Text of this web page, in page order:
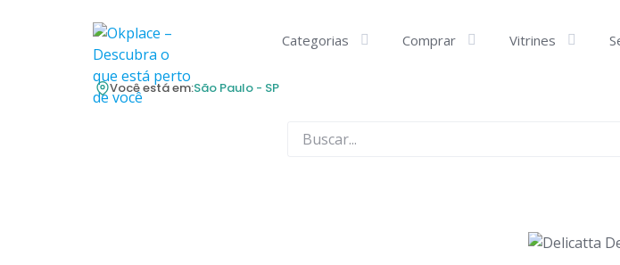
Categorias Comprar Vitrines
Você está em:São Paulo - SP